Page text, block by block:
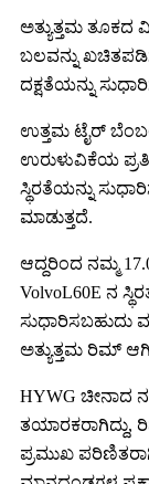
ಅತ್ಯುತ್ತಮ ತೂಕದ
ಬಲವನ್ನು
ದಕ್ಷತೆಯನ್ನು
ಉತ್ತಮ ಟೈರ್
ಉರುಳುವಿಕೆಯ
ಸ್ಥಿರತೆಯನ್ನು
ಮಾಡುತ್ತದೆ.
ಆದ್ದರಿಂದ ನಮ್ಮ
VolvoL60E ನ
ಸುಧಾರಿಸಬಹುದು
ಅತ್ಯುತ್ತಮ ರಿಮ್
HYWG ಚೀನಾದ
ತಯಾರಕರಾಗಿದ್ದು,
ಪ್ರಮುಖ